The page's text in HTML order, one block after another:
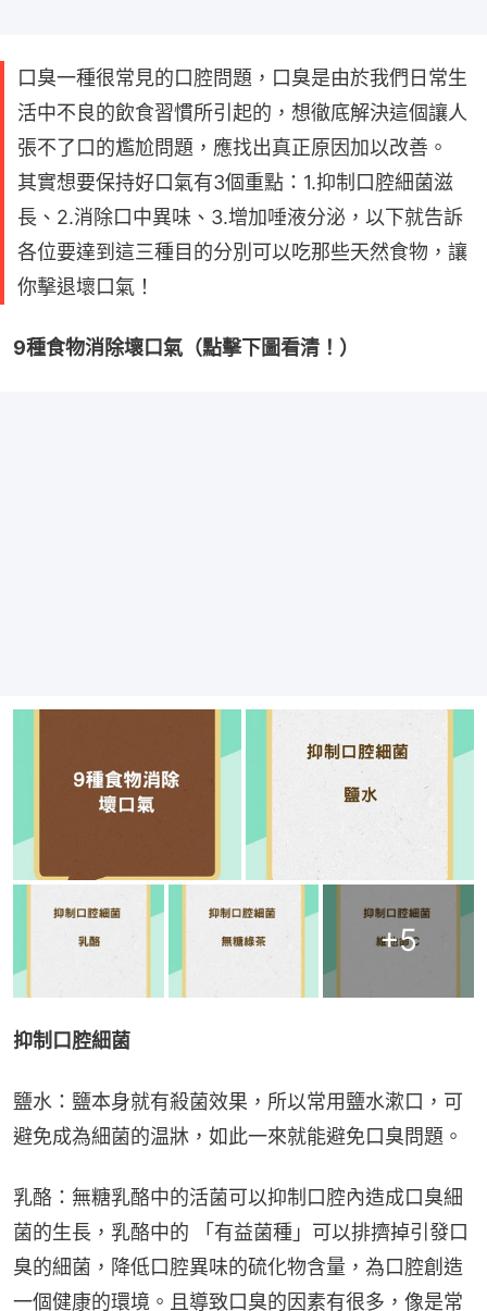
口臭一種很常見的口腔問題，口臭是由於我們日常生
活中不良的飲食習慣所引起的，想徹底解決這個讓人
張不了口的尷尬問題，應找出真正原因加以改善。
其實想要保持好口氣有3個重點：1.抑制口腔細菌滋
長、2.消除口中異味、3.增加唾液分泌，以下就告訴
各位要達到這三種目的分別可以吃那些天然食物，讓
你擊退壞口氣！
9種食物消除壞口氣（點擊下圖看清！）
+5
抑制口腔細菌
鹽水：鹽本身就有殺菌效果，所以常用鹽水漱口，可
避免成為細菌的温牀，如此一來就能避免口臭問題。
乳酪：無糖乳酪中的活菌可以抑制口腔內造成口臭細
菌的生長，乳酪中的 「有益菌種」可以排擠掉引發口
臭的細菌，降低口腔異味的硫化物含量，為口腔創造
一個健康的環境。且導致口臭的因素有很多，像是常